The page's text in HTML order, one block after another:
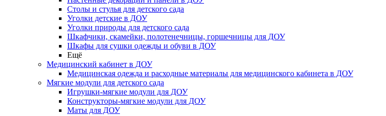
Столы и стулья для детского сада
Уголки детские в ДОУ
Уголки природы для детского сада
Шкафчики, скамейки, полотенечницы, горшечницы для ДОУ
Шкафы для сушки одежды и обуви в ДОУ
Ещё
Медицинский кабинет в ДОУ
Медицинская одежда и расходные материалы для медицинского кабинета в ДОУ
Мягкие модули для детского сада
Игрушки-мягкие модули для ДОУ
Конструкторы-мягкие модули для ДОУ
Маты для ДОУ